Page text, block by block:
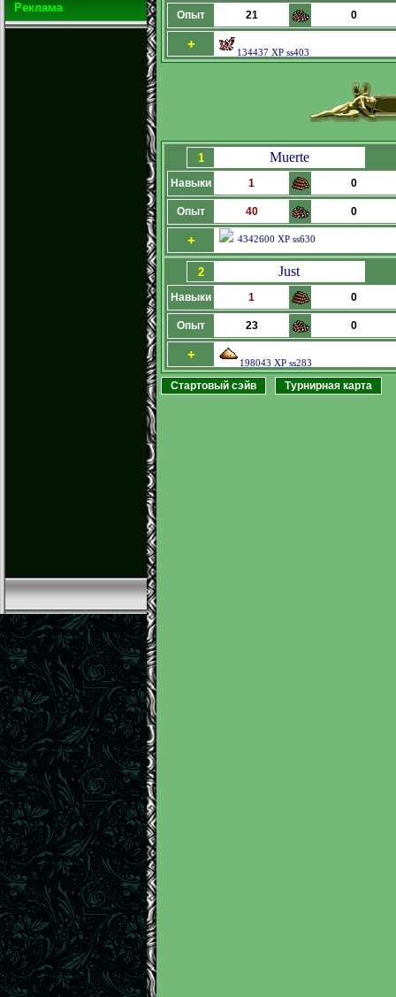
Реклама
Опыт 21 0
+
134437 XP ss403
1 Muerte
Навыки 1 0
Опыт 40 0
+ 4342600 XP ss630
2 Just
Навыки 1 0
Опыт 23 0
+
198043 XP ss283
Стартовый сэйв Турнирная карта